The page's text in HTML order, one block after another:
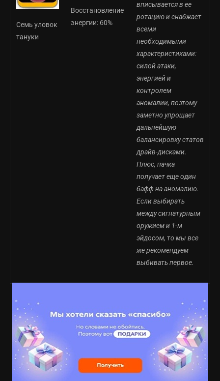
Семь уловок
тануки
Восстановление
энергии: 60%
вписывается в ее
ротацию и снабжает
всеми
необходимыми
характеристиками:
силой атаки,
энергией и
контролем
аномалии, поэтому
заметно упрощает
дальнейшую
балансировку статов
драйв-дисками.
Плюс, пачка
получает еще один
бафф на аномалию.
Если выбирать
между сигнатурным
оружием и 1-м
эйдосом, то мы все
же рекомендуем
выбивать первое.
участник команды
оказывается на
поле боя в
результате быстрой
помощи, цепочки
атак, помощи в